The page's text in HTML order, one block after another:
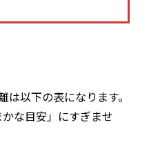
以下の表になります。
な目安」にすぎませ